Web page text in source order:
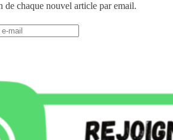
de chaque nouvel article par email.